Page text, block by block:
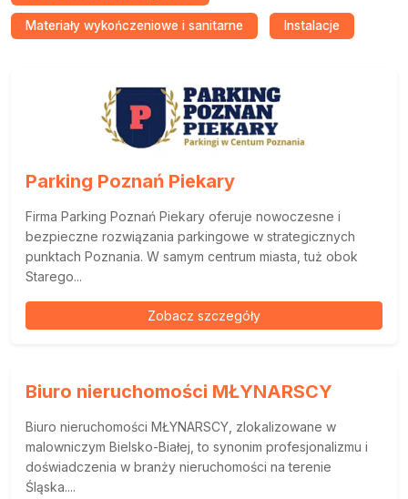
Materiały wykończeniowe i sanitarne Instalacje
Parking Poznań Piekary
Firma Parking Poznań Piekary oferuje nowoczesne i
bezpieczne rozwiązania parkingowe w strategicznych
punktach Poznania. W samym centrum miasta, tuż obok
Starego...
Zobacz szczegóły
Biuro nieruchomości MŁYNARSCY
Biuro nieruchomości MŁYNARSCY, zlokalizowane w
malowniczym Bielsko-Białej, to synonim profesjonalizmu i
doświadczenia w branży nieruchomości na terenie
Śląska....